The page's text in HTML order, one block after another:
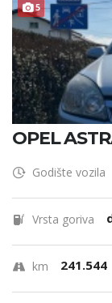
5
OPEL
Godište vozila
Vrsta goriva
km 241.544